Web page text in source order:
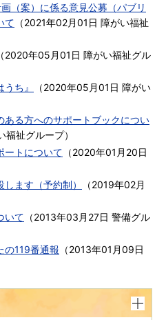
（案）に係る意見公募（パブリ
て （2021年02月01日 障がい福祉
（2020年05月01日 障がい福祉グル
ち』
（2020年05月01日 障がい
ある方へのサポートブックについ
福祉グループ）
ートについて （2020年01月20日
ます（予約制）
（2019年02月
いて （2013年03月27日 警備グル
の119番通報 （2013年01月09日